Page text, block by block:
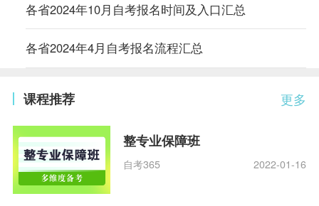
各省2024年10月自考报名时间及入口汇总
各省2024年4月自考报名流程汇总
更多
课程推荐
整专业保障班
自考365 2022-01-16